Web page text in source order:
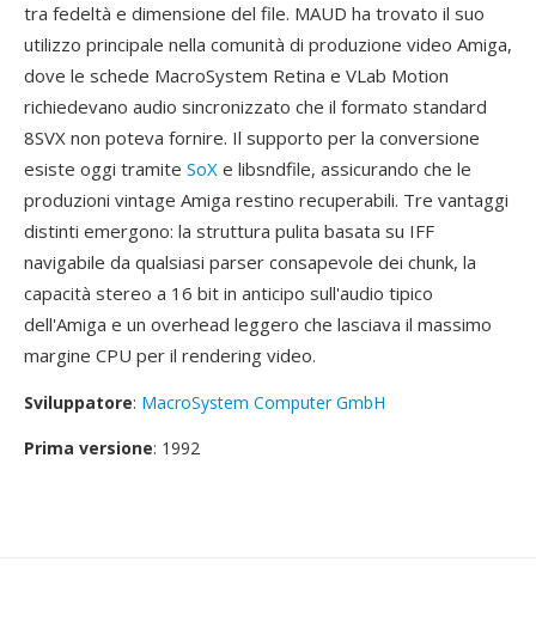
tra fedeltà e dimensione del file. MAUD ha trovato il suo
utilizzo principale nella comunità di produzione video Amiga,
dove le schede MacroSystem Retina e VLab Motion
richiedevano audio sincronizzato che il formato standard
8SVX non poteva fornire. Il supporto per la conversione
esiste oggi tramite SoX e libsndfile, assicurando che le
produzioni vintage Amiga restino recuperabili. Tre vantaggi
distinti emergono: la struttura pulita basata su IFF
navigabile da qualsiasi parser consapevole dei chunk, la
capacità stereo a 16 bit in anticipo sull'audio tipico
dell'Amiga e un overhead leggero che lasciava il massimo
margine CPU per il rendering video.
Sviluppatore: MacroSystem Computer GmbH
Prima versione: 1992